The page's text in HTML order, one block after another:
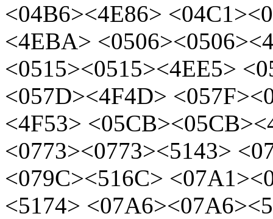
<04B6><4E86>
<4EBA>
<0515><0515><4EE5>
<057D><4F4D>
<4F53>
<0773><0773><5143>
<079C><516C>
<5174>